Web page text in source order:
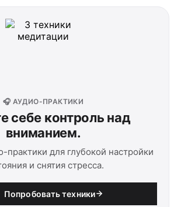
🎧 АУДИО-ПРАКТИКИ
себе контроль над
вниманием.
практики для глубокой настройки
и снятия стресса.
Попробовать техники